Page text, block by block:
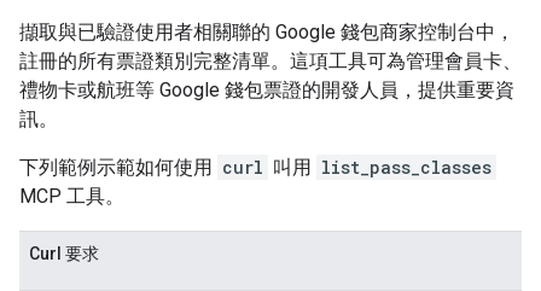
擷取與已驗證使用者相關聯的 Google 錢包商家控制台中，
註冊的所有票證類別完整清單。這項工具可為管理會員卡、
禮物卡或航班等 Google 錢包票證的開發人員，提供重要資
訊。
下列範例示範如何使用 curl 叫用 list_pass_classes
MCP 工具。
Curl 要求